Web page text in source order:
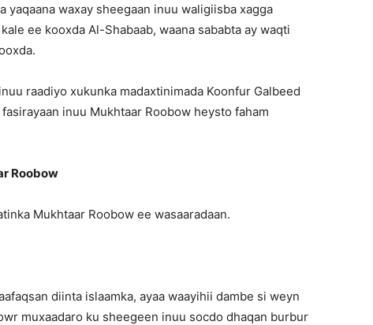
yaqaana waxay sheegaan inuu waligiisba xagga
ee kooxda Al-Shabaab, waana sababta ay waqti
raadiyo xukunka madaxtinimada Koonfur Galbeed
inuu Mukhtaar Roobow heysto faham
Roobow
Mukhtaar Roobow ee wasaaradaan.
diinta islaamka, ayaa waayihii dambe si weyn
muxaadaro ku sheegeen inuu socdo dhaqan burbur